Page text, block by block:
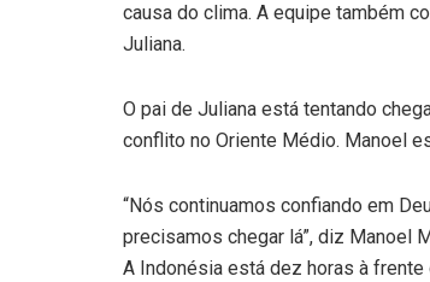
causa do clima. A equipe também
Juliana.
O pai de Juliana está tentando
conflito no Oriente Médio. Manoel
“Nós continuamos confiando em
precisamos chegar lá”, diz Manoel
A Indonésia está dez horas à